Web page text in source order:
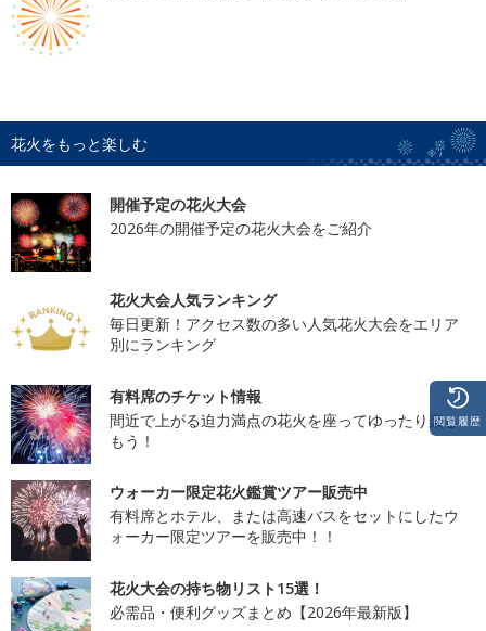
花火をもっと楽しむ
開催予定の花火大会
2026年の開催予定の花火大会をご紹介
花火大会人気ランキング
毎日更新！アクセス数の多い人気花火大会をエリア
別にランキング
有料席のチケット情報
間近で上がる迫力満点の花火を座ってゆったり楽し
もう！
ウォーカー限定花火鑑賞ツアー販売中
有料席とホテル、または高速バスをセットにしたウ
ォーカー限定ツアーを販売中！！
花火大会の持ち物リスト15選！
必需品・便利グッズまとめ【2026年最新版】
閲覧履歴